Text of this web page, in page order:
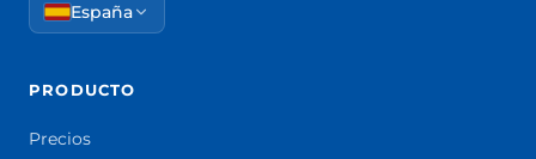
España
PRODUCTO
Precios